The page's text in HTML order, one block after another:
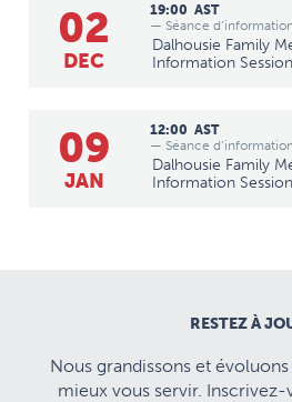
02
DEC
19:00 AST
— Séance
Dalhousie Family
Information Session
09
JAN
12:00 AST
— Séance
Dalhousie Family
Information Session
RESTEZ À
Nous grandissons et
mieux vous servir.